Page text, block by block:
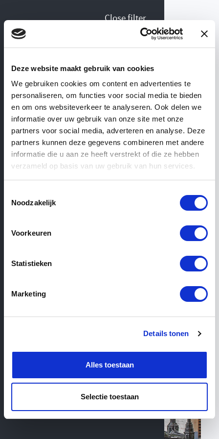
Deze website maakt gebruik van cookies
We gebruiken cookies om content en advertenties te
personaliseren, om functies voor social media te bieden
en om ons websiteverkeer te analyseren. Ook delen we
informatie over uw gebruik van onze site met onze
partners voor social media, adverteren en analyse. Deze
partners kunnen deze gegevens combineren met andere
informatie die u aan ze heeft verstrekt of die ze hebben
verzameld op basis van uw gebruik van hun services.
Noodzakelijk
Voorkeuren
Statistieken
Marketing
Details tonen
Alles toestaan
Selectie toestaan
WEBSHOP— ’T ACHTERHUIS
Lefroy Brooks
sanitary
Close filter
Collection Lefroy Brooks
sanitary
View similar categories